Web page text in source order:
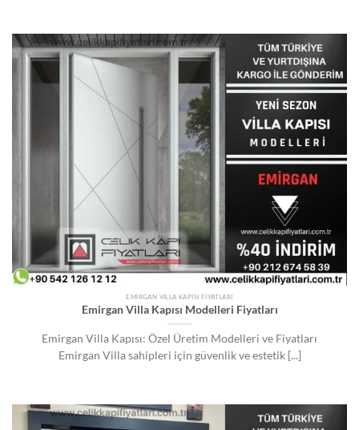
EMIRGAN VILLA KAPISI FIYATLARI
Emirgan Villa Kapısı Modelleri Fiyatları
Emirgan Villa Kapısı: Özel Üretim Modelleri ve Fiyatları
Emirgan Villa sahipleri için güvenlik ve estetik [...]